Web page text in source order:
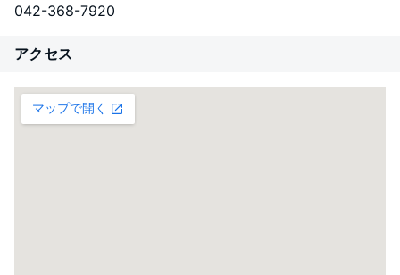
042-368-7920
アクセス